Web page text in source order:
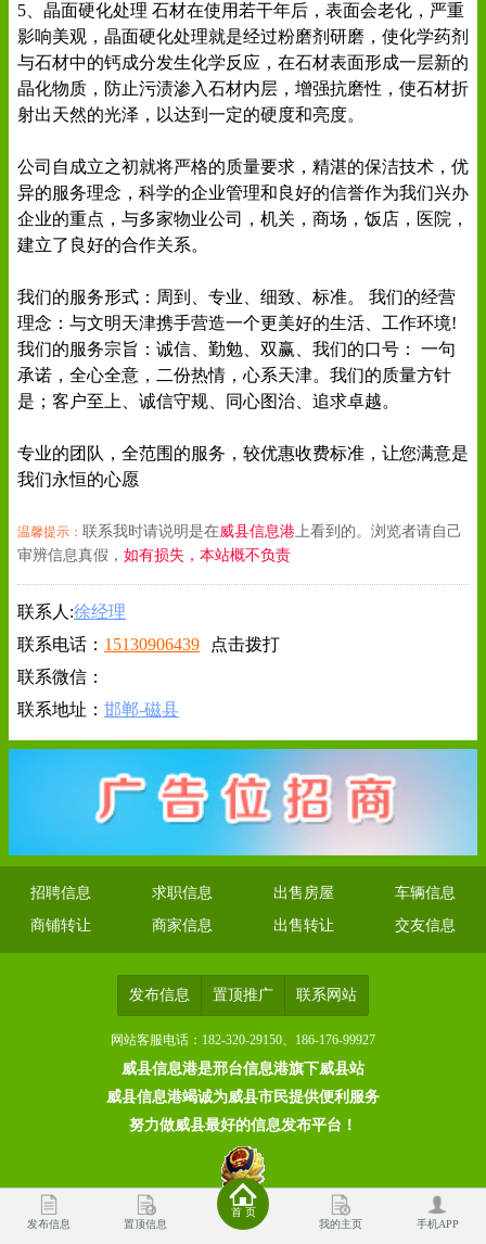
5、晶面硬化处理 石材在使用若干年后，表面会老化，严重
影响美观，晶面硬化处理就是经过粉磨剂研磨，使化学药剂
与石材中的钙成分发生化学反应，在石材表面形成一层新的
晶化物质，防止污渍渗入石材内层，增强抗磨性，使石材折
射出天然的光泽，以达到一定的硬度和亮度。
公司自成立之初就将严格的质量要求，精湛的保洁技术，优
异的服务理念，科学的企业管理和良好的信誉作为我们兴办
企业的重点，与多家物业公司，机关，商场，饭店，医院，
建立了良好的合作关系。
我们的服务形式：周到、专业、细致、标准。 我们的经营
理念：与文明天津携手营造一个更美好的生活、工作环境!
我们的服务宗旨：诚信、勤勉、双赢、我们的口号： 一句
承诺，全心全意，二份热情，心系天津。我们的质量方针
是；客户至上、诚信守规、同心图治、追求卓越。
专业的团队，全范围的服务，较优惠收费标准，让您满意是
我们永恒的心愿
温馨提示： 联系我时请说明是在威县信息港上看到的。浏览者请自己
审辨信息真假， 如有损失，本站概不负责
联系人:徐经理
联系电话： 15130906439
点击拨打
联系微信：
联系地址： 邯郸-磁县
招聘信息 求职信息 出售房屋
车辆信息
商铺转让
商家信息 出售转让 交友信息
发布信息 置顶推广 联系网站
网站客服电话：182-320-29150、186-176-99927
威县信息港是邢台信息港旗下威县站
威县信息港竭诚为威县市民提供便利服务
努力做威县最好的信息发布平台！
发布信息 置顶信息
首 页
我的主页
手机APP